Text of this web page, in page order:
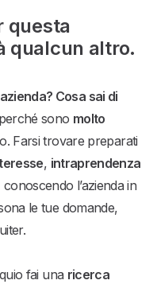
questa
qualcun altro.
Cosa sai di
sono molto
Farsi trovare preparati
, intraprendenza
l’azienda in
le tue domande,
fai una ricerca